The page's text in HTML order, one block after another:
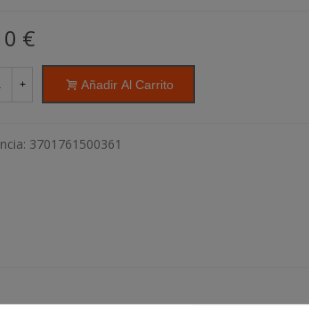
€
+ Añadir Al Carrito
3701761500361